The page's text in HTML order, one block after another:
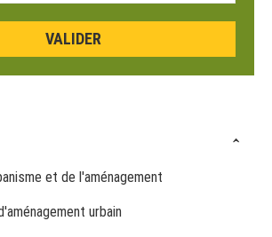
et de l'aménagement
urbain